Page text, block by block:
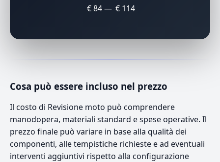
€ 84 — € 114
Cosa può essere incluso nel prezzo
Il costo di Revisione moto può comprendere
manodopera, materiali standard e spese operative. Il
prezzo finale può variare in base alla qualità dei
componenti, alle tempistiche richieste e ad eventuali
interventi aggiuntivi rispetto alla configurazione